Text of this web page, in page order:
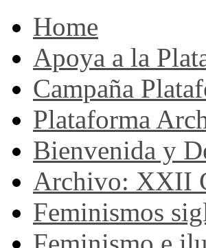
Home
Apoya a la
Campaña
Plataforma
Bienvenida y
Archivo: XXII
Feminismos